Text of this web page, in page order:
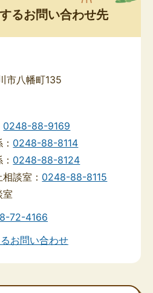
るお問い合わせ先
八幡町135
0248-88-9169
0248-88-8114
0248-88-8124
談室： 0248-88-8115
室
72-4166
お問い合わせ